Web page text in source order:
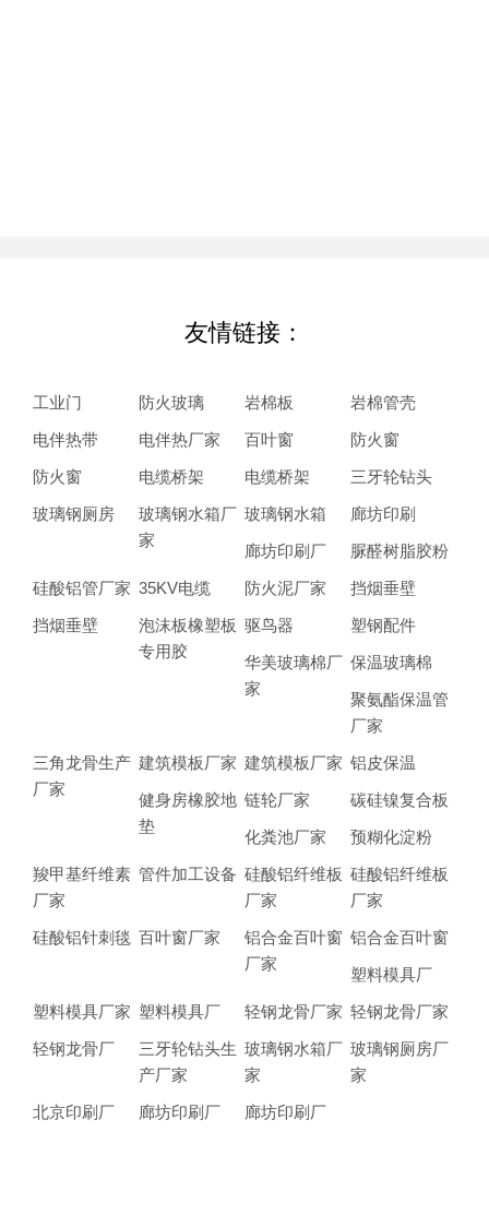
友情链接：
工业门 防火玻璃 岩棉板
岩棉管壳
电伴热带
电伴热厂家 百叶窗
防火窗
防火窗
电缆桥架 电缆桥架
三牙轮钻头
玻璃钢厕房
玻璃钢水箱厂
家
玻璃钢水箱
廊坊印刷
廊坊印刷厂
脲醛树脂胶粉
硅酸铝管厂家 35KV电缆 防火泥厂家
挡烟垂壁
挡烟垂壁
泡沫板橡塑板
专用胶
驱鸟器
塑钢配件
华美玻璃棉厂
家
保温玻璃棉
聚氨酯保温管
厂家
三角龙骨生产
厂家
建筑模板厂家 建筑模板厂家 铝皮保温
健身房橡胶地
垫
链轮厂家
碳硅镍复合板
化粪池厂家
预糊化淀粉
羧甲基纤维素
厂家
管件加工设备 硅酸铝纤维板
厂家
硅酸铝纤维板
厂家
硅酸铝针刺毯 百叶窗厂家
铝合金百叶窗
厂家
铝合金百叶窗
塑料模具厂
塑料模具厂家 塑料模具厂 轻钢龙骨厂家 轻钢龙骨厂家
轻钢龙骨厂
三牙轮钻头生
产厂家
玻璃钢水箱厂
家
玻璃钢厕房厂
家
北京印刷厂
廊坊印刷厂 廊坊印刷厂